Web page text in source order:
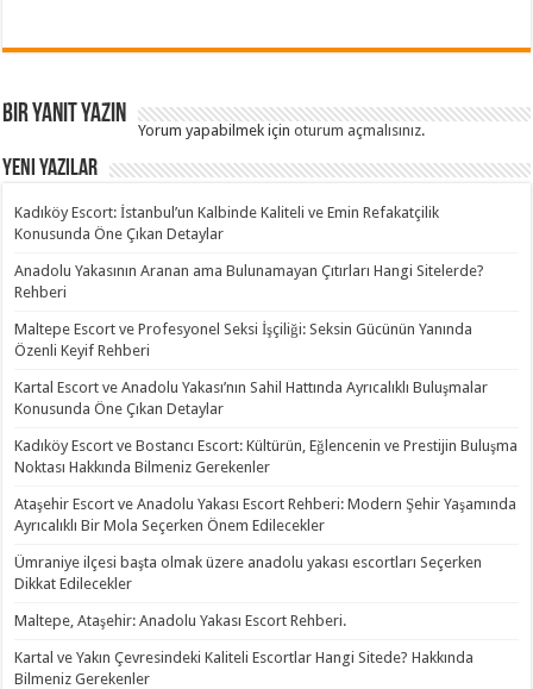
Bir yanıt yazın
Yorum yapabilmek içinoturum açmalısınız.
Yeni Yazılar
Kadıköy Escort: İstanbul’un Kalbinde Kaliteli ve Emin Refakatçilik
Konusunda Öne Çıkan Detaylar
Anadolu Yakasının Aranan ama Bulunamayan Çıtırları Hangi Sitelerde?
Rehberi
Maltepe Escort ve Profesyonel Seksi İşçiliği: Seksin Gücünün Yanında
Özenli Keyif Rehberi
Kartal Escort ve Anadolu Yakası’nın Sahil Hattında Ayrıcalıklı Buluşmalar
Konusunda Öne Çıkan Detaylar
Kadıköy Escort ve Bostancı Escort: Kültürün, Eğlencenin ve Prestijin Buluşma
Noktası Hakkında Bilmeniz Gerekenler
Ataşehir Escort ve Anadolu Yakası Escort Rehberi: Modern Şehir Yaşamında
Ayrıcalıklı Bir Mola Seçerken Önem Edilecekler
Ümraniye ilçesi başta olmak üzere anadolu yakası escortları Seçerken
Dikkat Edilecekler
Maltepe, Ataşehir: Anadolu Yakası Escort Rehberi.
Kartal ve Yakın Çevresindeki Kaliteli Escortlar Hangi Sitede? Hakkında
Bilmeniz Gerekenler